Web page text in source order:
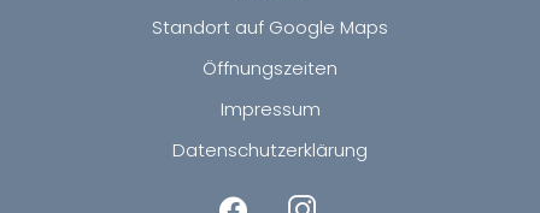
Standort auf Google Maps
Öffnungszeiten
Impressum
Datenschutzerklärung